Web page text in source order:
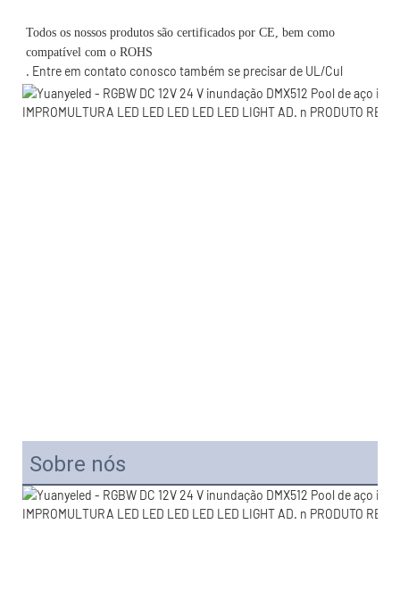
Todos os nossos produtos são certificados por CE, bem como
. Entre em contato conosco também se precisar de UL/Cul
Sobre nós